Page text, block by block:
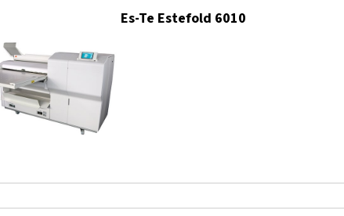
Es-Te Estefold 6010